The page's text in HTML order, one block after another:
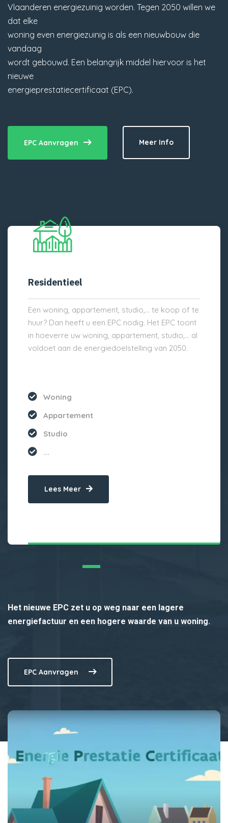
Vlaanderen energiezuinig worden. Tegen 2050 willen we
dat elke
woning even energiezuinig is als een nieuwbouw die
vandaag
wordt gebouwd. Een belangrijk middel hiervoor is het
nieuwe
energieprestatiecertificaat (EPC).
EPC Aanvragen Meer Info
Residentieel
Een woning, appartement, studio,… te koop of te
huur? Dan heeft u een EPC nodig. Het EPC toont
in hoeverre uw woning, appartement, studio,… al
voldoet aan de energiedoelstelling van 2050.
Woning
Appartement
Studio
...
Lees Meer
Het nieuwe EPC zet u op weg naar een lagere
energiefactuur en een hogere waarde van u woning.
EPC Aanvragen